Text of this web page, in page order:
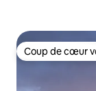
Coup de cœur
Coup de cœur